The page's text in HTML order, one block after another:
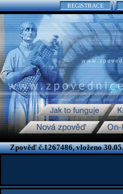
REGISTRACE
Zpověď č.1267486, vloženo